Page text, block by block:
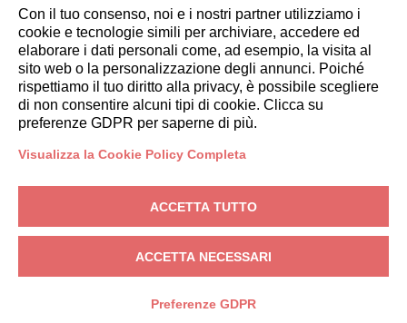
Sconti per gli ospiti
Convenzioni per Aziende
booking@italianway.house
+390286882952
P.IVA: 08839180968 - PMI Innovativa
Privacy-Condizioni-Cookies-Whistleblowing
Con il tuo consenso, noi e i nostri partner utilizziamo i
cookie e tecnologie simili per archiviare, accedere ed
elaborare i dati personali come, ad esempio, la visita al
sito web o la personalizzazione degli annunci. Poiché
rispettiamo il tuo diritto alla privacy, è possibile scegliere
di non consentire alcuni tipi di cookie. Clicca su
preferenze GDPR per saperne di più.
Visualizza la Cookie Policy Completa
ACCETTA TUTTO
ACCETTA NECESSARI
Preferenze GDPR